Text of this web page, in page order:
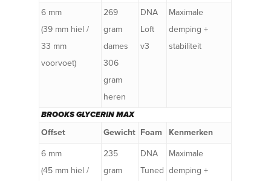
6 mm
(39 mm hiel /
33 mm
voorvoet)
269
gram
dames
306
gram
heren
DNA
Loft
v3
Maximale
demping +
stabiliteit
BROOKS GLYCERIN MAX
Offset Gewicht Foam Kenmerken
6 mm
(45 mm hiel /
235
gram
DNA
Tuned
Maximale
demping +